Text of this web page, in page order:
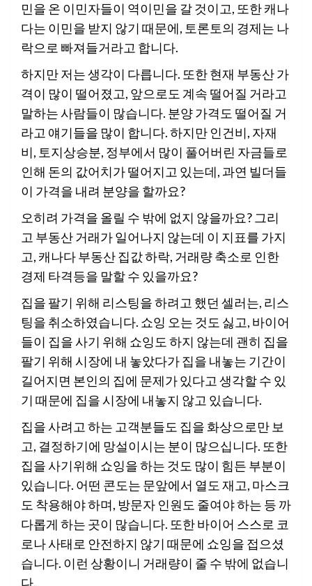
민을 온 이민자들이 역이민을 갈 것이고, 또한 캐나
다는 이민을 받지 않기 때문에, 토론토의 경제는 나
락으로 빠져들거라고 합니다.
하지만 저는 생각이 다릅니다. 또한 현재 부동산 가
격이 많이 떨어졌고, 앞으로도 계속 떨어질 거라고
말하는 사람들이 많습니다. 분양 가격도 떨어질 거
라고 얘기들을 많이 합니다. 하지만 인건비, 자재
비, 토지상승분, 정부에서 많이 풀어버린 자금들로
인해 돈의 값어치가 떨어지고 있는데, 과연 빌더들
이 가격을 내려 분양을 할까요?
오히려 가격을 올릴 수 밖에 없지 않을까요? 그리
고 부동산 거래가 일어나지 않는데 이 지표를 가지
고, 캐나다 부동산 집값 하락, 거래량 축소로 인한
경제 타격등을 말할 수 있을까요?
집을 팔기 위해 리스팅을 하려고 했던 셀러는, 리스
팅을 취소하였습니다. 쇼잉 오는 것도 싫고, 바이어
들이 집을 사기 위해 쇼잉도 하지 않는데 괜히 집을
팔기 위해 시장에 내 놓았다가 집을 내놓는 기간이
길어지면 본인의 집에 문제가 있다고 생각할 수 있
기 때문에 집을 시장에 내놓지 않고 있습니다.
집을 사려고 하는 고객분들도 집을 화상으로만 보
고, 결정하기에 망설이시는 분이 많으십니다. 또한
집을 사기위해 쇼잉을 하는 것도 많이 힘든 부분이
있습니다. 어떤 콘도는 문앞에서 열도 재고, 마스크
도 착용해야 하며, 방문자 인원도 줄여야 하는 등 까
다롭게 하는 곳이 많습니다. 또한 바이어 스스로 코
로나 사태로 안전하지 않기 때문에 쇼잉을 접으셨
습니다. 이런 상황이니 거래량이 줄 수 밖에 없습니
다.